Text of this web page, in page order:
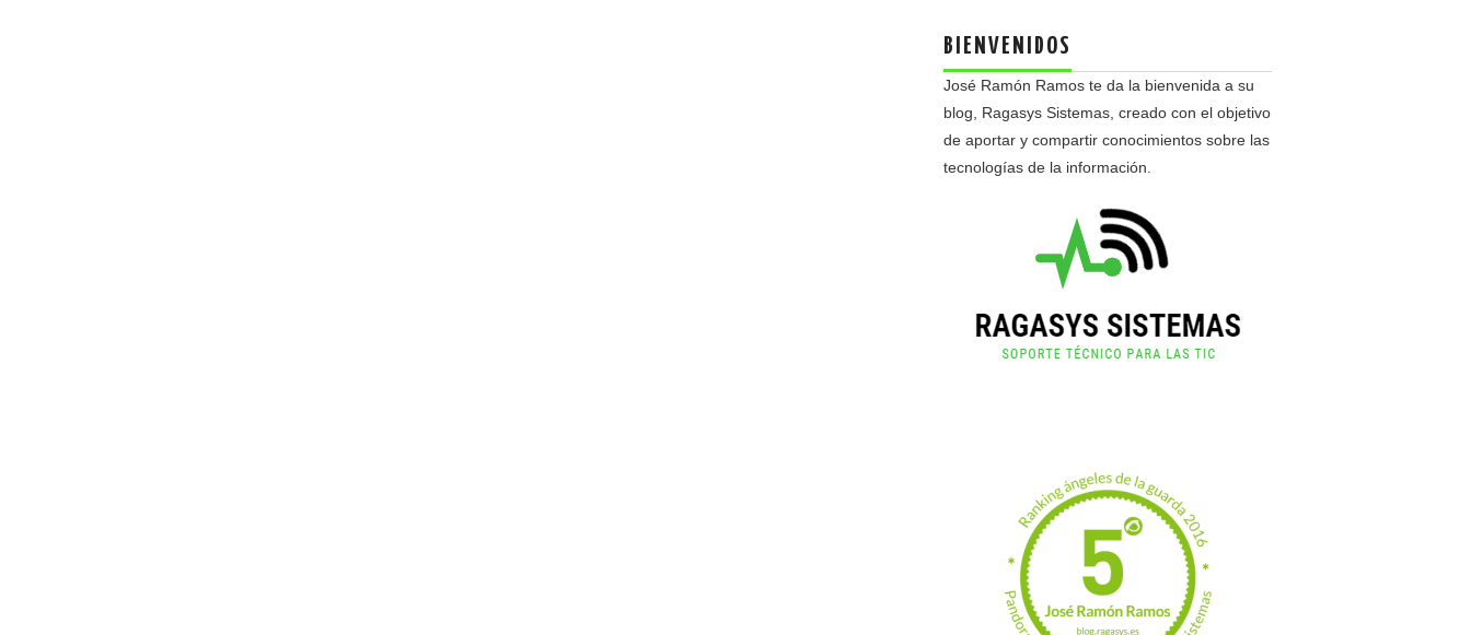
BIENVENIDOS
José Ramón Ramos te da la bienvenida a su
blog, Ragasys Sistemas, creado con el objetivo
de aportar y compartir conocimientos sobre las
tecnologías de la información.